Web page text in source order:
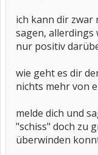
ich kann dir
sagen, allerdings
nur positiv
wie geht es dir
nichts mehr von
melde dich und
"schiss" doch zu
überwinden